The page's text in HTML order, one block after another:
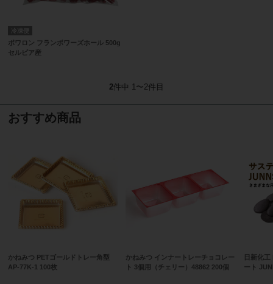
冷凍便
ボワロン フランボワーズホール 500g
セルビア産
2件中 1〜2件目
おすすめ商品
かねみつ PETゴールドトレー角型
AP-77K-1 100枚
かねみつ インナートレーチョコレー
ト 3個用（チェリー）48862 200個
日新化
ート